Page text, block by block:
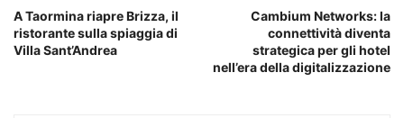
A Taormina riapre Brizza, il
ristorante sulla spiaggia di
Villa Sant’Andrea
Cambium Networks: la
connettività diventa
strategica per gli hotel
nell’era della digitalizzazione